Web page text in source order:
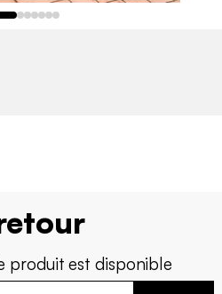
produit est disponible